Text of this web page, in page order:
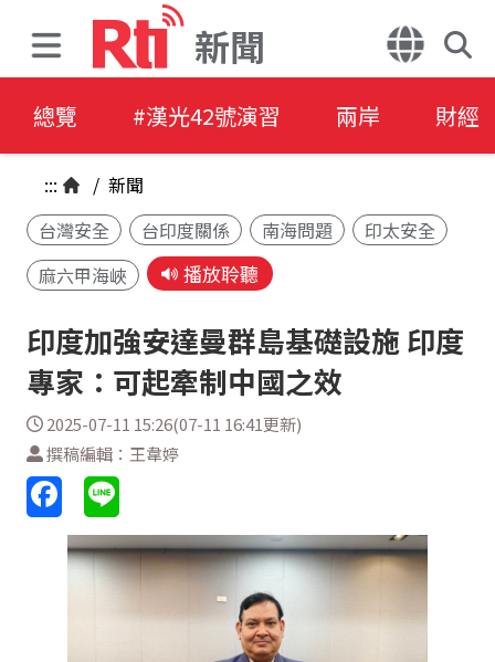
新聞
總覽 #漢光42號演習 兩岸 財經
::: / 新聞
台灣安全
台印度關係 南海問題
印太安全
麻六甲海峽
播放聆聽
印度加強安達曼群島基礎設施 印度
專家：可起牽制中國之效
2025-07-11 15:26(07-11 16:41更新)
撰稿編輯：王韋婷